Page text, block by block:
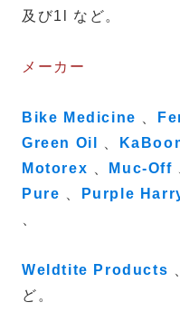
及び1l など。
メーカー
Bike Medicine
Green Oil
Motorex
Muc-Off
Pure
Purple
Weldtite Products
ど。